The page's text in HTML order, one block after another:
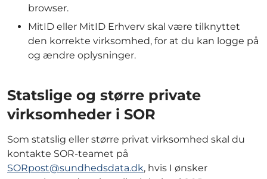
browser.
MitID eller MitID Erhverv skal være tilknyttet
den korrekte virksomhed, for at du kan logge på
og ændre oplysninger.
Statslige og større private
virksomheder i SOR
Som statslig eller større privat virksomhed skal du
kontakte SOR-teamet på
SORpost@sundhedsdata.dk, hvis I ønsker